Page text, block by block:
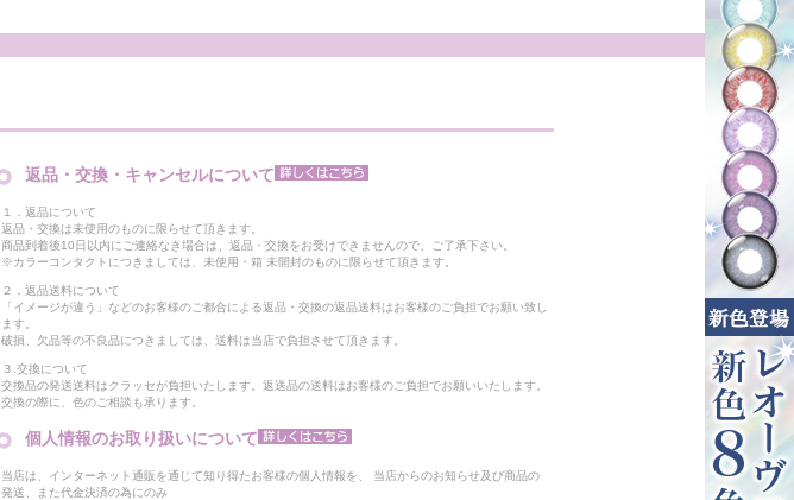
返品・交換・キャンセルについて
１．返品について
返品・交換は未使用のものに限らせて頂きます。
商品到着後10日以内にご連絡なき場合は、返品・交換をお受けできませんので、ご了承下さい。
※カラーコンタクトにつきましては、未使用・箱 未開封のものに限らせて頂きます。
２．返品送料について
「イメージが違う」などのお客様のご都合による返品・交換の返品送料はお客様のご負担でお願い致し
ます。
破損、欠品等の不良品につきましては、送料は当店で負担させて頂きます。
３.交換について
交換品の発送送料はクラッセが負担いたします。返送品の送料はお客様のご負担でお願いいたします。
交換の際に、色のご相談も承ります。
個人情報のお取り扱いについて
当店は、インターネット通販を通じて知り得たお客様の個人情報を、 当店からのお知らせ及び商品の
発送、また代金決済の為にのみ